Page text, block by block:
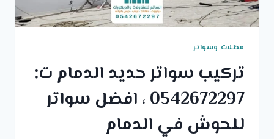
مظلات وسواتر
تركيب سواتر حديد الدمام ت:
0542672297 ، افضل سواتر
للحوش في الدمام